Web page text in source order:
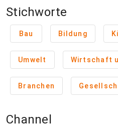
Stichworte
Bau Bildung
Umwelt Wirtschaft
Branchen
Channel